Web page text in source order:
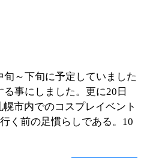
～下旬に予定していました
事にしました。更に20日
市内でのコスプレイベント
く前の足慣らしである。10